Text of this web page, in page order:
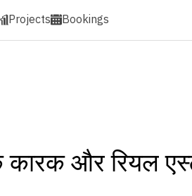
Projects Bookings
और रियल